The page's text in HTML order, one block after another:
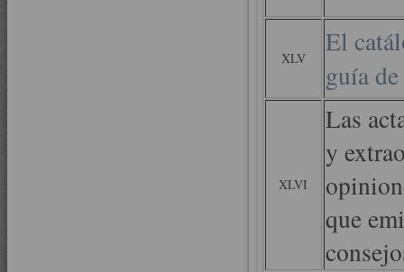
XLV
El
guía
XLVI
Las
y
que